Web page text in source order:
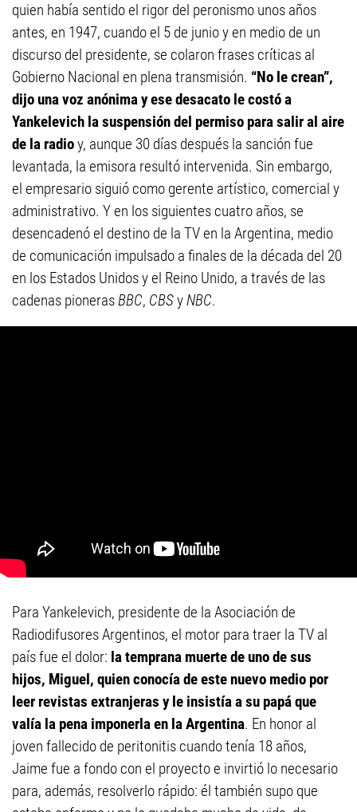
quien había sentido el rigor del peronismo unos años
antes, en 1947, cuando el 5 de junio y en medio de un
discurso del presidente, se colaron frases críticas al
Gobierno Nacional en plena transmisión. “No le crean”,
dijo una voz anónima y ese desacato le costó a
Yankelevich la suspensión del permiso para salir al aire
de la radioy, aunque 30 días después la sanción fue
levantada, la emisora resultó intervenida. Sin embargo,
el empresario siguió como gerente artístico, comercial y
administrativo. Y en los siguientes cuatro años, se
desencadenó el destino de la TV en la Argentina, medio
de comunicación impulsado a finales de la década del 20
en los Estados Unidos y el Reino Unido, a través de las
cadenas pionerasBBC, CBSyNBC.
Para Yankelevich, presidente de la Asociación de
Radiodifusores Argentinos, el motor para traer la TV al
país fue el dolor: la temprana muerte de uno de sus
hijos, Miguel, quien conocía de este nuevo medio por
leer revistas extranjeras y le insistía a su papá que
valía la pena imponerla en la Argentina. En honor al
joven fallecido de peritonitis cuando tenía 18 años,
Jaime fue a fondo con el proyecto e invirtió lo necesario
para, además, resolverlo rápido: él también supo que